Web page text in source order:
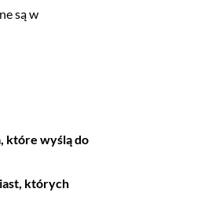
są w
które wyślą do
których